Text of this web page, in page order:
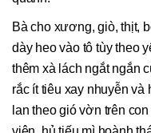
Bà cho xương, giò, thịt,
dày heo vào tô tùy theo
thêm xà lách ngắt ngắn
rắc ít tiêu xay nhuyễn
lan theo gió vờn trên